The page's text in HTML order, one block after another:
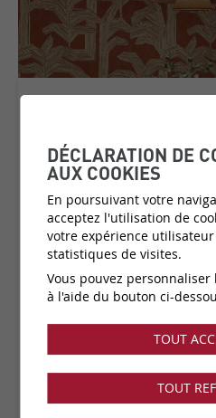
COLLECTION:
Matière:Papier peint en
Catégorie de prix: C2
Couleurs:
8 disponibles
Fabricant: Arte
Collection disponible dans
DÉCLARATION DE
AUX COOKIES
En poursuivant votre
acceptez l'utilisation de
votre expérience
statistiques de visites.
Vous pouvez
à l'aide du bouton ci-
TOUT
TOUT